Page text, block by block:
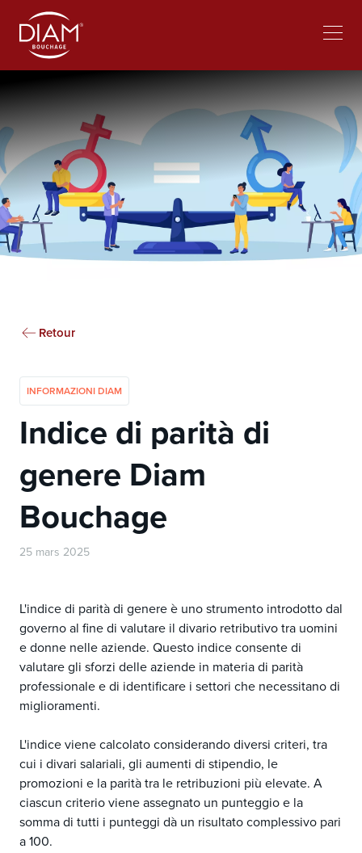
language
Retour
INFORMAZIONI DIAM
Indice di parità di
genere Diam
Bouchage
25 mars 2025
L'indice di parità di genere è uno strumento introdotto dal
governo al fine di valutare il divario retributivo tra uomini
e donne nelle aziende. Questo indice consente di
valutare gli sforzi delle aziende in materia di parità
professionale e di identificare i settori che necessitano di
miglioramenti.
L'indice viene calcolato considerando diversi criteri, tra
cui i divari salariali, gli aumenti di stipendio, le
promozioni e la parità tra le retribuzioni più elevate. A
ciascun criterio viene assegnato un punteggio e la
somma di tutti i punteggi dà un risultato complessivo pari
a 100.